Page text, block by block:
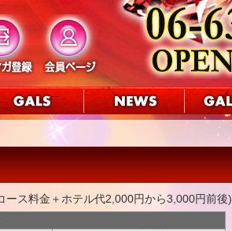
ス料金＋ホテル代2,000円から3,000円前後)